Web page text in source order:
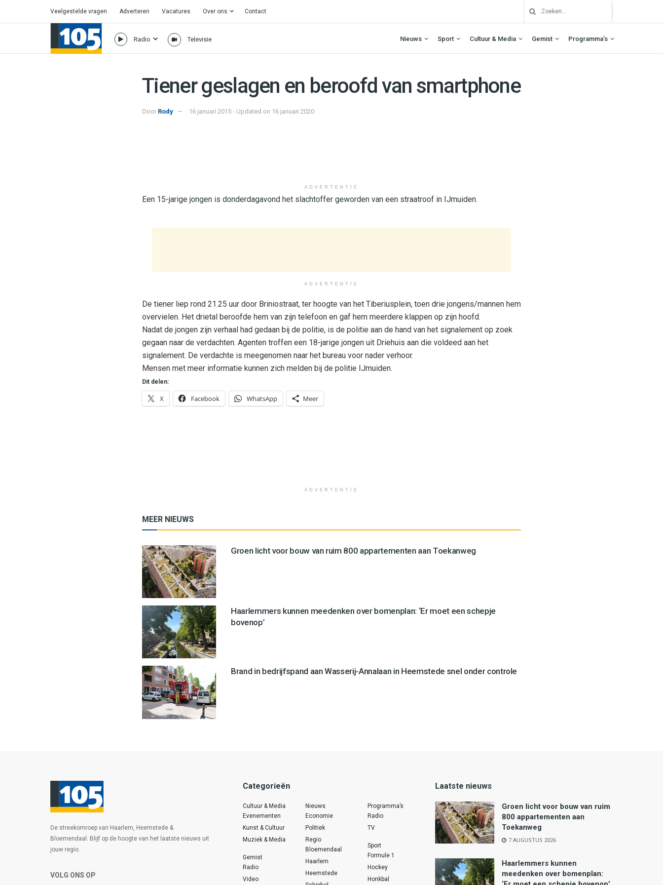
Veelgestelde vragen Adverteren Vacatures Over ons Contact
Radio Televisie Nieuws Sport Cultuur & Media Gemist Programma’s
Tiener geslagen en beroofd van smartphone
Door Rody 16 januari 2015 - Updated on 16 januari 2020
ADVERTENTIE
Een 15-jarige jongen is donderdagavond het slachtoffer geworden van een straatroof in IJmuiden.
ADVERTENTIE
De tiener liep rond 21.25 uur door Briniostraat, ter hoogte van het Tiberiusplein, toen drie jongens/mannen hem
overvielen. Het drietal beroofde hem van zijn telefoon en gaf hem meerdere klappen op zijn hoofd.
Nadat de jongen zijn verhaal had gedaan bij de politie, is de politie aan de hand van het signalement op zoek
gegaan naar de verdachten. Agenten troffen een 18-jarige jongen uit Driehuis aan die voldeed aan het
signalement. De verdachte is meegenomen naar het bureau voor nader verhoor.
Mensen met meer informatie kunnen zich melden bij de politie IJmuiden.
Dit delen:
X Facebook WhatsApp Meer
ADVERTENTIE
MEER NIEUWS
Groen licht voor bouw van ruim 800 appartementen aan Toekanweg
Haarlemmers kunnen meedenken over bomenplan: ‘Er moet een schepje
bovenop’
Brand in bedrijfspand aan Wasserij-Annalaan in Heemstede snel onder controle
De streekomroep van Haarlem, Heemstede &
Bloemendaal. Blijf op de hoogte van het laatste nieuws uit
jouw regio.
VOLG ONS OP
Categorieën
Cultuur & Media
Evenementen
Kunst & Cultuur
Muziek & Media
Gemist
Radio
Video
Nieuws
Economie
Politiek
Regio
Bloemendaal
Haarlem
Heemstede
Programma’s
Radio
TV
Sport
Formule 1
Hockey
Honkbal
Laatste nieuws
Groen licht voor bouw van ruim
800 appartementen aan
Toekanweg
7 AUGUSTUS 2026
Haarlemmers kunnen
meedenken over bomenplan: